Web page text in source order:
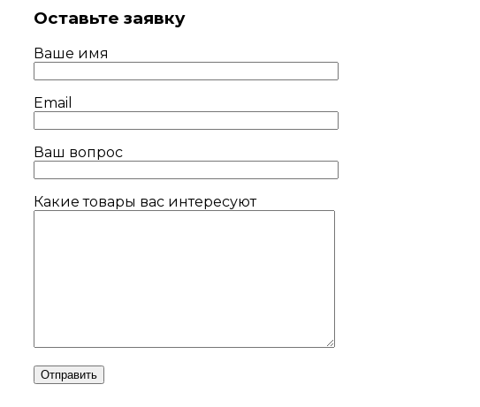
Оставьте заявку
Ваше имя
Email
Ваш вопрос
Какие товары вас интересуют